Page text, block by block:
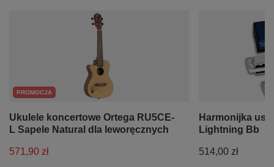
PROMOCJA
Ukulele koncertowe Ortega RU5CE-
L Sapele Natural dla leworęcznych
571,90 zł
Harmonijka
Lightning Bb
514,00 zł